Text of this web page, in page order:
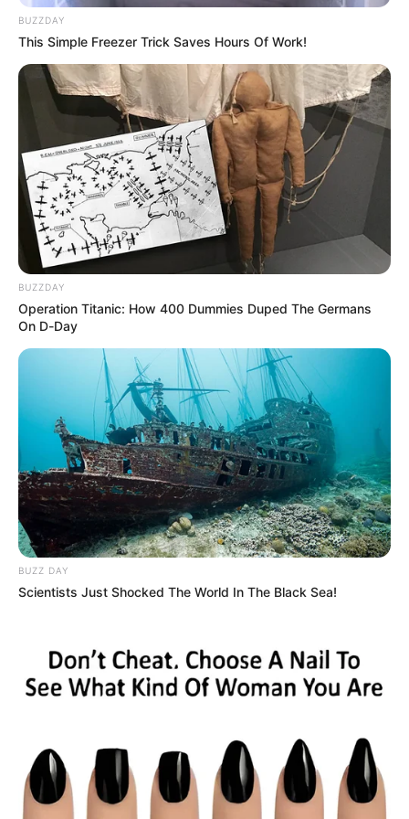
COMPARTIR
ALERTA BOGOTÁ EN GOOGLE NEWS
TEMAS RELACIONADOS
INTOLERANCIA NOTICIAS MEDELLÍN
MORAVIA
TRAGENDIA
MANTÉNGASE EN ALERTA
interesan. Para estar bien informado, por
favor, active las notificaciones de Alerta.
ACTIVAR AHORA
TEMAS DESTACADOS
EMERGENCIAS POR LLUVIAS
METRO DE MEDELLÍN
YONDÓ - ANTIOQUIA
RIONEGRO
BUZZDAY
This Simple Freezer Trick Saves Hours Of Work!
BUZZDAY
Operation Titanic: How 400 Dummies Duped The Germans
On D-Day
BUZZ DAY
Scientists Just Shocked The World In The Black Sea!